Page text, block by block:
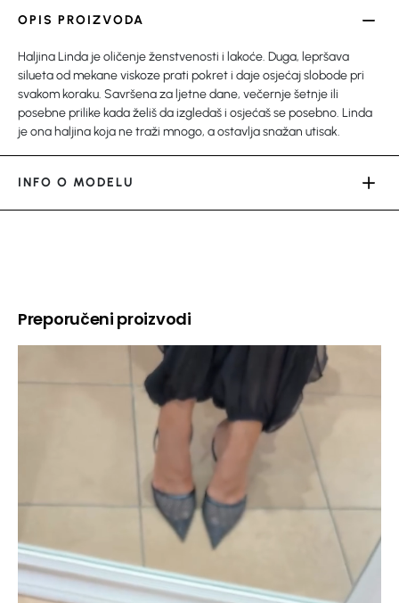
OPIS PROIZVODA
Haljina Linda je oličenje ženstvenosti i lakoće. Duga, lepršava
silueta od mekane viskoze prati pokret i daje osjećaj slobode pri
svakom koraku. Savršena za ljetne dane, večernje šetnje ili
posebne prilike kada želiš da izgledaš i osjećaš se posebno. Linda
je ona haljina koja ne traži mnogo, a ostavlja snažan utisak.
INFO O MODELU
Preporučeni proizvodi